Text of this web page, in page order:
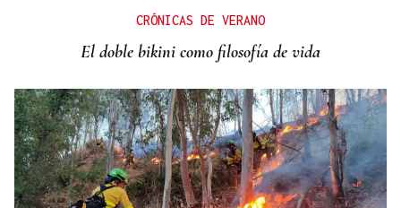
Título de dobles para las hermanas Jorge en el
CRÓNICAS DE VERANO
El doble bikini como filosofía de vida